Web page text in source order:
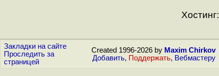
Хостинг:
Закладки на сайте
Проследить за
страницей
Created 1996-2026 by Maxim Chirkov
Добавить, Поддержать, Вебмастеру